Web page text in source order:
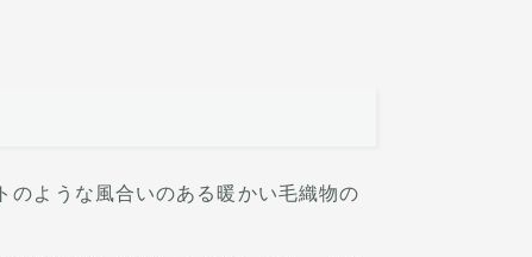
のような風合いのある暖かい毛織物の